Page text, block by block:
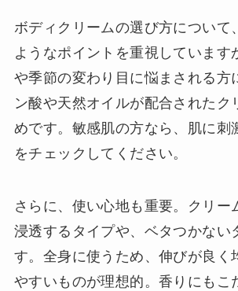
ボディクリームの選び方について
ようなポイントを重視しています
や季節の変わり目に悩まされる方
ン酸や天然オイルが配合されたク
めです。敏感肌の方なら、肌に刺
をチェックしてください。
さらに、使い心地も重要。クリー
浸透するタイプや、ベタつかない
す。全身に使うため、伸びが良く
やすいものが理想的。香りにもこ